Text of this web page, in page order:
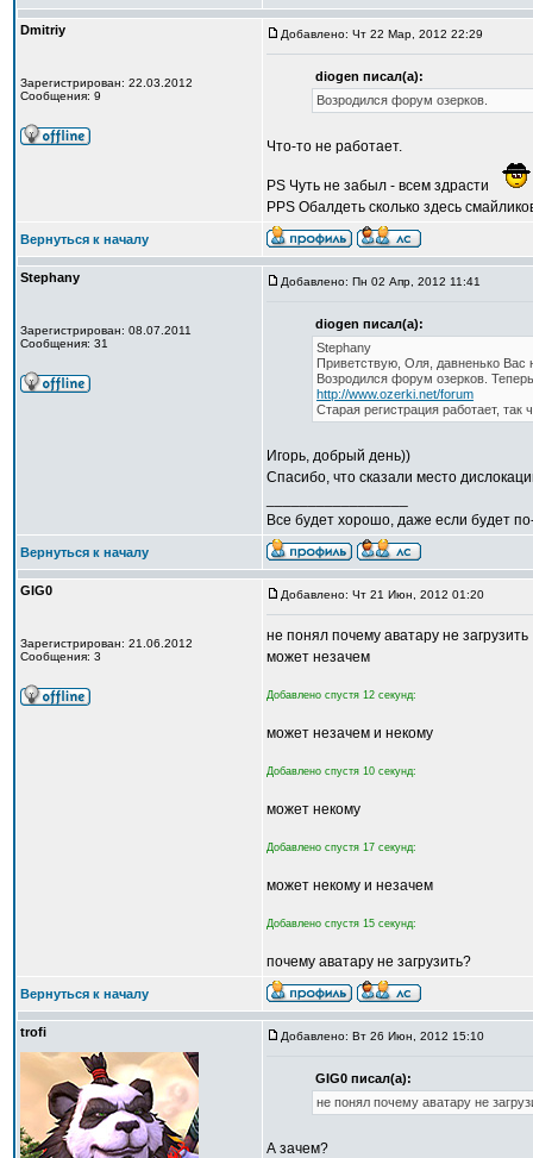
Dmitriy
Зарегистрирован: 22.03.2012
Сообщения: 9
Добавлено: Чт 22 Мар, 2012 22:29
diogen писал(а):
Возродился форум озерков.
Что-то не работает.
PS Чуть не забыл - всем здрасти
PPS Обалдеть сколько здесь
Вернуться к началу
Stephany
Зарегистрирован: 08.07.2011
Сообщения: 31
Добавлено: Пн 02 Апр, 2012 11:41
diogen писал(а):
Stephany
Приветствую, Оля, давненько Вас
Возродился форум озерков.
http://www.ozerki.net/forum
Старая регистрация работает, так
Игорь, добрый день))
Спасибо, что сказали место
Все будет хорошо, даже если будет
Вернуться к началу
GIG0
Зарегистрирован: 21.06.2012
Сообщения: 3
Добавлено: Чт 21 Июн, 2012 01:20
не понял почему аватару не загрузить
может незачем
Добавлено спустя 12 секунд:
может незачем и некому
Добавлено спустя 10 секунд:
может некому
Добавлено спустя 17 секунд:
может некому и незачем
Добавлено спустя 15 секунд:
почему аватару не загрузить?
Вернуться к началу
trofi Добавлено: Вт 26 Июн, 2012 15:10
GIG0 писал(а):
не понял почему аватару не
А зачем?